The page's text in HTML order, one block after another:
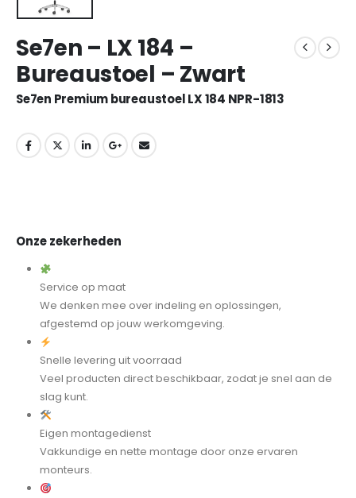
Se7en – LX 184 –
Bureaustoel – Zwart
Se7en Premium bureaustoel LX 184 NPR-1813
Onze zekerheden
Service op maat
We denken mee over indeling en oplossingen,
afgestemd op jouw werkomgeving.
Snelle levering uit voorraad
Veel producten direct beschikbaar, zodat je snel aan de
slag kunt.
Eigen montagedienst
Vakkundige en nette montage door onze ervaren
monteurs.